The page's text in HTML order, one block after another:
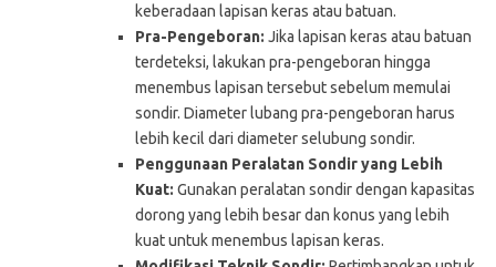
keberadaan lapisan keras atau batuan.
Pra-Pengeboran: Jika lapisan keras atau batuan
terdeteksi, lakukan pra-pengeboran hingga
menembus lapisan tersebut sebelum memulai
sondir. Diameter lubang pra-pengeboran harus
lebih kecil dari diameter selubung sondir.
Penggunaan Peralatan Sondir yang Lebih
Kuat: Gunakan peralatan sondir dengan kapasitas
dorong yang lebih besar dan konus yang lebih
kuat untuk menembus lapisan keras.